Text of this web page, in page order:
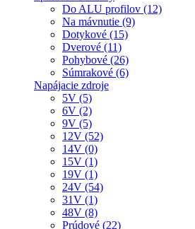
Do ALU profilov (12)
Na mávnutie (9)
Dotykové (15)
Dverové (11)
Pohybové (26)
Súmrakové (6)
Napájacie zdroje
5V (5)
6V (2)
9V (5)
12V (52)
14V (0)
15V (1)
19V (1)
24V (54)
31V (1)
48V (8)
Prúdové (22)